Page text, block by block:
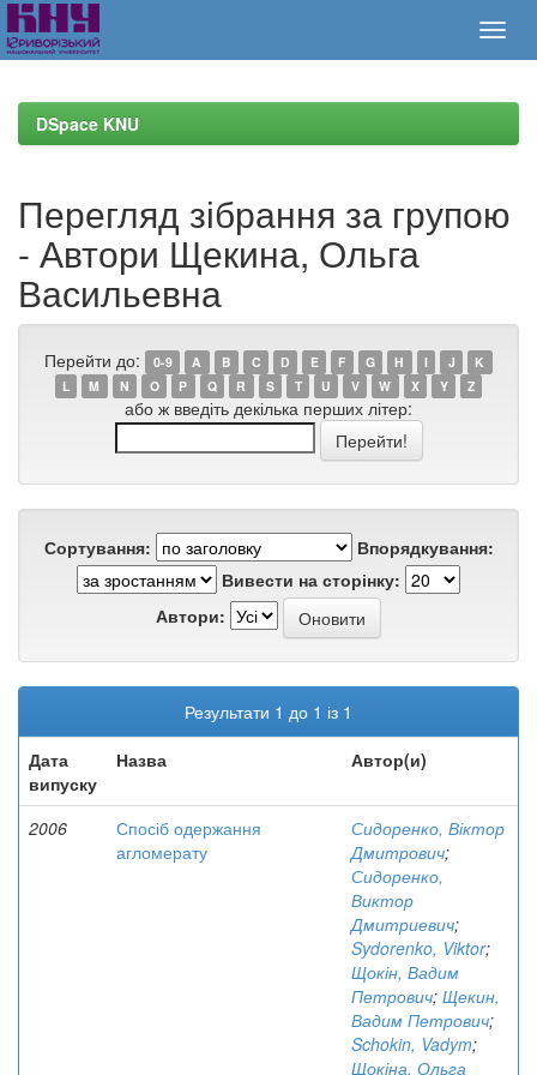
navigationDSpace KNU
Перегляд зібрання за групою
- Автори Щекина, Ольга
Васильевна
Перейти до: 0-9 A B C D E F G H I J
K
L
M N O P Q R S T U V W X Y Z
або ж введіть декілька перших літер:
Сортування:
Впорядкування:
Вивести на сторінку:
Автори:
Результати 1 до 1 із 1
Дата
випуску
Назва Автор(и)
2006
Спосіб одержання
агломерату
Сидоренко, Віктор
Дмитрович;
Сидоренко,
Виктор
Дмитриевич;
Sydorenko, Viktor;
Щокін, Вадим
Петрович; Щекин,
Вадим Петрович;
Schokin, Vadym;
Щокіна, Ольга